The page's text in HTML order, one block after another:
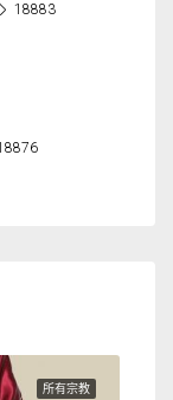
18883
所有宗教